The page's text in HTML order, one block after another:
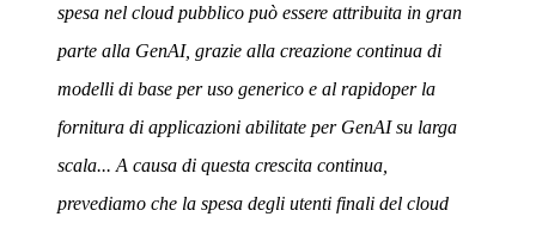
spesa nel cloud pubblico può essere attribuita in gran
parte alla GenAI, grazie alla creazione continua di
modelli di base per uso generico e al rapidoper la
fornitura di applicazioni abilitate per GenAI su larga
scala... A causa di questa crescita continua,
prevediamo che la spesa degli utenti finali del cloud